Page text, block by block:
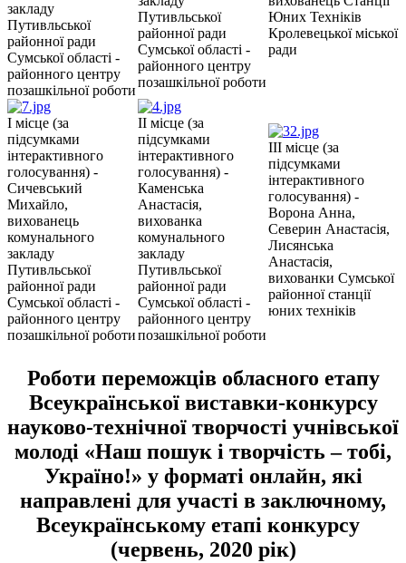
закладу
Путивльської
районної ради
Сумської області -
районного центру
позашкільної роботи
Путивльської
районної ради
Сумської області -
районного центру
позашкільної роботи
Юних Техніків
Кролевецької міської
ради
I місце (за
підсумками
інтерактивного
голосування) -
Сичевський
Михайло,
вихованець
комунального
закладу
Путивльської
районної ради
Сумської області -
районного центру
позашкільної роботи
II місце (за
підсумками
інтерактивного
голосування) -
Каменська
Анастасія,
вихованка
комунального
закладу
Путивльської
районної ради
Сумської області -
районного центру
позашкільної роботи
III місце (за
підсумками
інтерактивного
голосування) -
Ворона Анна,
Северин Анастасія,
Лисянська
Анастасія,
вихованки Сумської
районної станції
юних техніків
Роботи переможців обласного етапу
Всеукраїнської виставки-конкурсу
науково-технічної творчості учнівської
молоді «Наш пошук і творчість – тобі,
Україно!» у форматі онлайн, які
направлені для участі в заключному,
Всеукраїнському етапі конкурсу
(червень, 2020 рік)